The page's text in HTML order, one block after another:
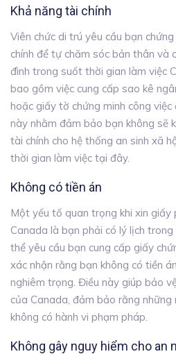
Khả năng tài chính
Viên chức di trú yêu cầu bạn
chính để tự chăm sóc bản thân và
đình trong suốt thời gian làm việc
bao gồm việc cung cấp sao kê
hoặc giấy tờ chứng minh công
này nhằm đảm bảo bạn không sẽ
tài chính cho hệ thống an sinh xã
thời gian làm việc tại đây.
Không có tiền án
Một yếu tố quan trọng khi xin giấy
Canada là bạn phải có lý lịch
thể yêu cầu bạn cung cấp giấy
xác nhận rằng bạn không có tiền
nghiêm trọng. Điều này giúp bảo
của Canada, đảm bảo rằng
không có hành vi phạm pháp.
Không gây nguy hiểm cho an